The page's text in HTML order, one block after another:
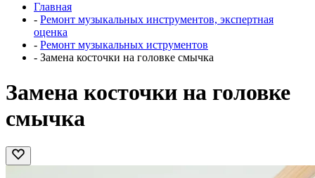
Главная
- Ремонт музыкальных инструментов, экспертная
оценка
- Ремонт музыкальных иструментов
- Замена косточки на головке смычка
Замена косточки на головке
смычка